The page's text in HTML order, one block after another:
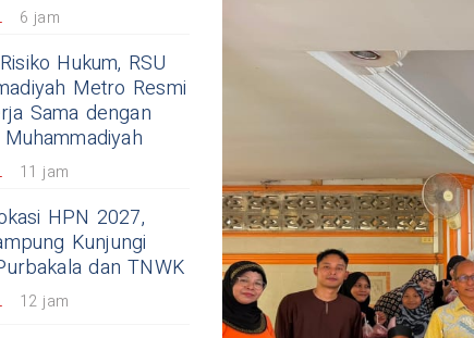
6 jam
Hukum, RSU
Metro Resmi
Sama dengan
11 jam
HPN 2027,
Kunjungi
dan TNWK
12 jam